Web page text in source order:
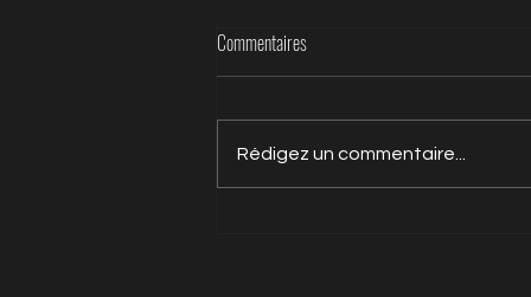
Commentaires
Rédigez un commentaire...